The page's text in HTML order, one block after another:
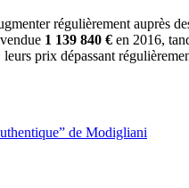
régulièrement auprès
1 139 840 € en 2016,
prix dépassant
de Modigliani